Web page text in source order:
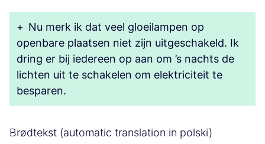
+ Nu merk ik dat veel gloeilampen op
openbare plaatsen niet zijn uitgeschakeld. Ik
dring er bij iedereen op aan om ’s nachts de
lichten uit te schakelen om elektriciteit te
besparen.
Brødtekst (automatic translation in polski)